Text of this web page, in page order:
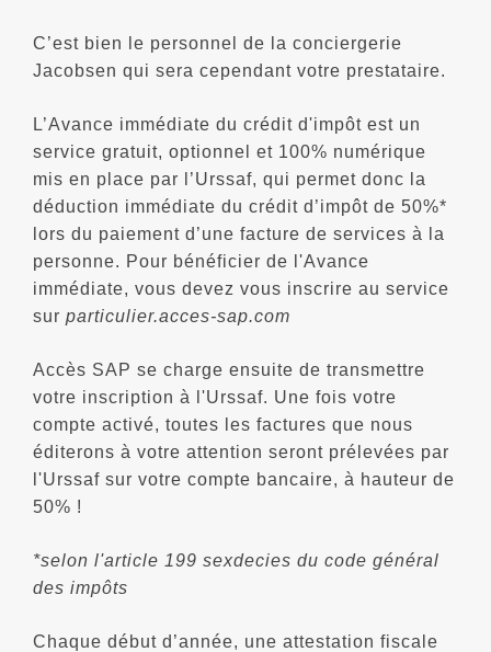
C’est bien le personnel de la conciergerie
Jacobsen qui sera cependant votre prestataire.
L’Avance immédiate du crédit d'impôt est un
service gratuit, optionnel et 100% numérique
mis en place par l’Urssaf, qui permet donc la
déduction immédiate du crédit d’impôt de 50%*
lors du paiement d’une facture de services à la
personne. Pour bénéficier de l'Avance
immédiate, vous devez vous inscrire au service
sur particulier.acces-sap.com
Accès SAP se charge ensuite de transmettre
votre inscription à l'Urssaf. Une fois votre
compte activé, toutes les factures que nous
éditerons à votre attention seront prélevées par
l'Urssaf sur votre compte bancaire, à hauteur de
50% !
*selon l'article 199 sexdecies du code général
des impôts
Chaque début d’année, une attestation fiscale